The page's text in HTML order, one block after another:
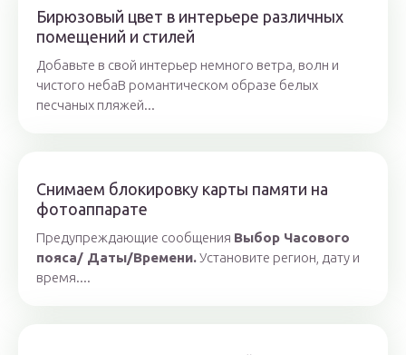
Бирюзовый цвет в интерьере различных
помещений и стилей
Добавьте в свой интерьер немного ветра, волн и
чистого небаВ романтическом образе белых
песчаных пляжей...
Снимаем блокировку карты памяти на
фотоаппарате
Предупреждающие сообщения Выбор Часового
пояса/ Даты/Времени.Установите регион, дату и
время....